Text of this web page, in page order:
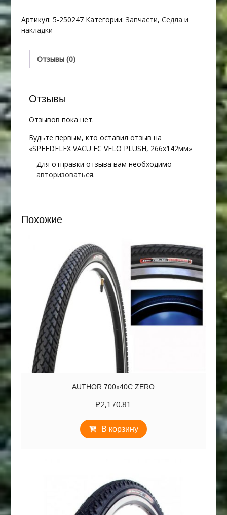
VACU
FC
PLUSH,
266х142мм
Артикул: 5-250247 Категории: Запчасти, Седла и
накладки
Отзывы (0)
Отзывы
Отзывов пока нет.
Будьте первым, кто оставил отзыв на
«SPEEDFLEX VACU FC VELO PLUSH, 266х142мм»
Для отправки отзыва вам необходимо
авторизоваться.
Похожие
AUTHOR 700х40C ZERO
₽2,170.81
В корзину